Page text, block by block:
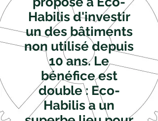
Habilis d'investir
un des bâtiments
non utilisé depuis
10 ans. Le
bénéfice est
double : Eco-
Habilis a un